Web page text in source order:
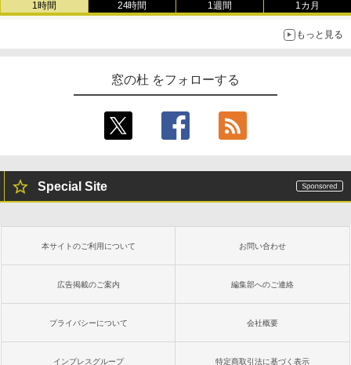
1時間 24時間 1週間 1カ月
もっと見る
窓の杜 をフォローする
Special Site
本サイトのご利用について お問い合わせ
広告掲載のご案内 編集部へのご連絡
プライバシーについて 会社概要
インプレスグループ 特定商取引法に基づく表示